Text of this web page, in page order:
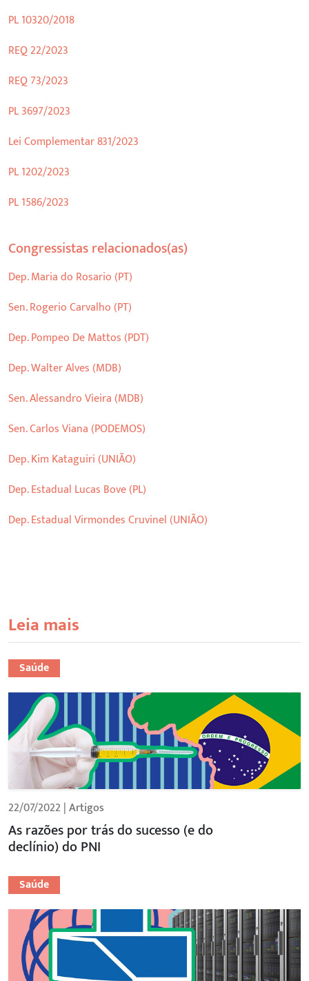
PL 10320/2018
REQ 22/2023
REQ 73/2023
PL 3697/2023
Lei Complementar 831/2023
PL 1202/2023
PL 1586/2023
Congressistas relacionados(as)
Dep. Maria do Rosario (PT)
Sen. Rogerio Carvalho (PT)
Dep. Pompeo De Mattos (PDT)
Dep. Walter Alves (MDB)
Sen. Alessandro Vieira (MDB)
Sen. Carlos Viana (PODEMOS)
Dep. Kim Kataguiri (UNIÃO)
Dep. Estadual Lucas Bove (PL)
Dep. Estadual Virmondes Cruvinel (UNIÃO)
Leia mais
Saúde
22/07/2022 |Artigos
As razões por trás do sucesso (e do
declínio) do PNI
Saúde